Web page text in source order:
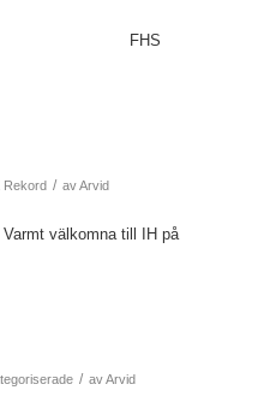
FHS
Rekord / avArvid
välkomna till IH på
/ avArvid